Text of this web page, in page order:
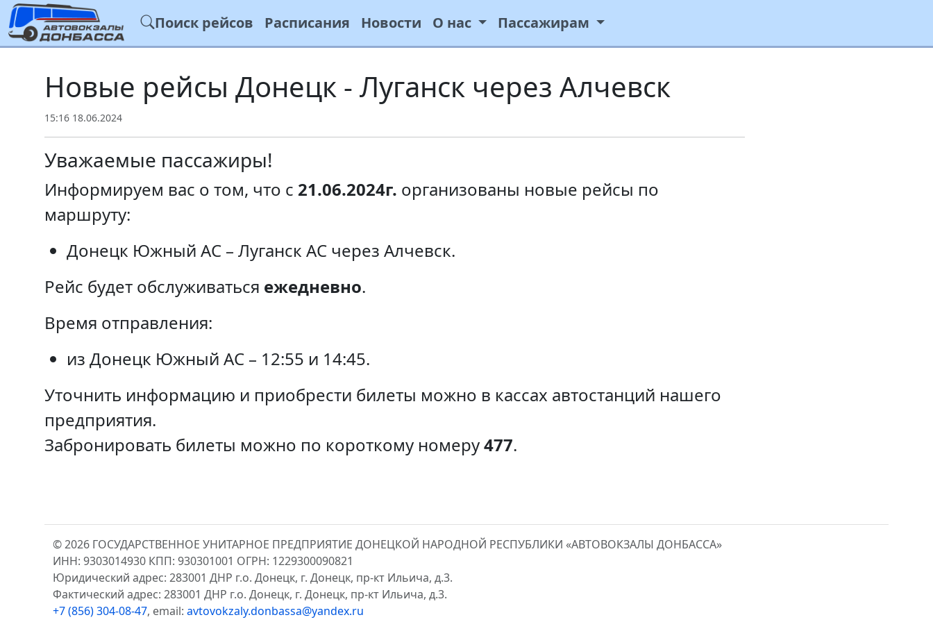
Поиск рейсов Расписания Новости О нас Пассажирам
Новые рейсы Донецк - Луганск через Алчевск
15:16 18.06.2024
Уважаемые пассажиры!
Информируем вас о том, что с 21.06.2024г. организованы новые рейсы по
маршруту:
Донецк Южный АС – Луганск АС через Алчевск.
Рейс будет обслуживаться ежедневно.
Время отправления:
из Донецк Южный АС – 12:55 и 14:45.
Уточнить информацию и приобрести билеты можно в кассах автостанций нашего
предприятия.
Забронировать билеты можно по короткому номеру477.
© 2026 ГОСУДАРСТВЕННОЕ УНИТАРНОЕ ПРЕДПРИЯТИЕ ДОНЕЦКОЙ НАРОДНОЙ РЕСПУБЛИКИ «АВТОВОКЗАЛЫ ДОНБАССА»
ИНН: 9303014930 КПП: 930301001 ОГРН: 1229300090821
Юридический адрес: 283001 ДНР г.о. Донецк, г. Донецк, пр-кт Ильича, д.3.
Фактический адрес: 283001 ДНР г.о. Донецк, г. Донецк, пр-кт Ильича, д.3.
+7 (856) 304-08-47, email: avtovokzaly.donbassa@yandex.ru